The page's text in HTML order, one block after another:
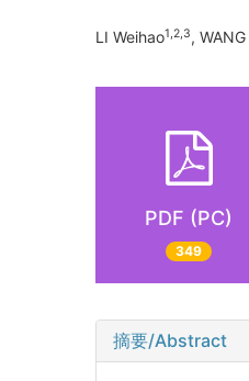
LI Weihao1,2,3,
PDF (PC)
349
摘要/Abstract